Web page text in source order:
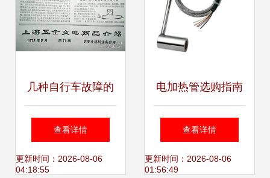
几种自行车故障的
应急处理办法参考
查看详情
更新时间：2026-08-06
04:18:55
电加热管选购指南
北京基世林业五金
交电经营部提供专
查看详情
更新时间：2026-08-06
01:56:49